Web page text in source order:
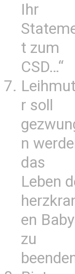
Ihr
t zum
CSD…“
r soll
n
das
Leben
en
zu